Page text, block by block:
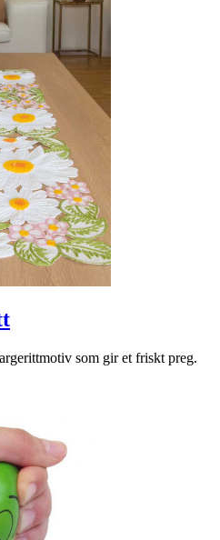
som gir et friskt preg.